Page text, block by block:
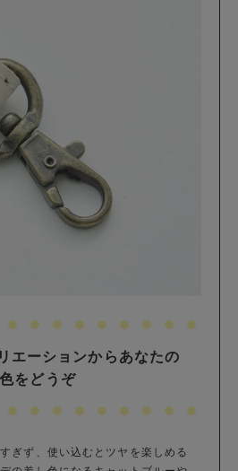
エーションからあなたの
色をどうぞ
ぎず、使い込むとツヤを楽しめる